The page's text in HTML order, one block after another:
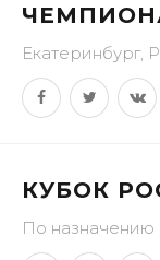
Екатеринбург,
КУБОК
По назначению